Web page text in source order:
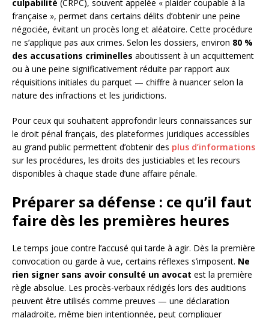
culpabilité (CRPC), souvent appelée « plaider coupable à la
française », permet dans certains délits d’obtenir une peine
négociée, évitant un procès long et aléatoire. Cette procédure
ne s’applique pas aux crimes. Selon les dossiers, environ 80 %
des accusations criminelles aboutissent à un acquittement
ou à une peine significativement réduite par rapport aux
réquisitions initiales du parquet — chiffre à nuancer selon la
nature des infractions et les juridictions.
Pour ceux qui souhaitent approfondir leurs connaissances sur
le droit pénal français, des plateformes juridiques accessibles
au grand public permettent d’obtenir des plus d’informations
sur les procédures, les droits des justiciables et les recours
disponibles à chaque stade d’une affaire pénale.
Préparer sa défense : ce qu’il faut
faire dès les premières heures
Le temps joue contre l’accusé qui tarde à agir. Dès la première
convocation ou garde à vue, certains réflexes s’imposent. Ne
rien signer sans avoir consulté un avocat est la première
règle absolue. Les procès-verbaux rédigés lors des auditions
peuvent être utilisés comme preuves — une déclaration
maladroite, même bien intentionnée, peut compliquer